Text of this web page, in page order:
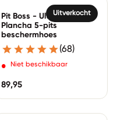
Uitverkocht
Pit Boss - Ultimate
Plancha 5-pits
beschermhoes
(68)
• Niet beschikbaar
Normale prijs
89,95